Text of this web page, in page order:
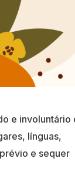
e involuntário
línguas,
e sequer